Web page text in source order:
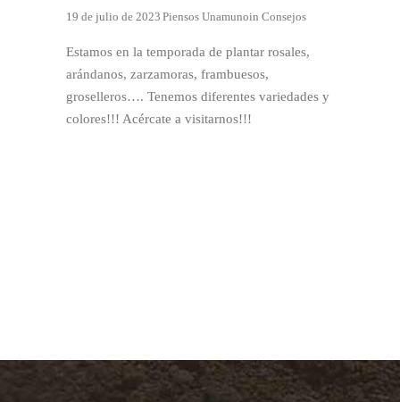
19 de julio de 2023 Piensos Unamunoin Consejos
Estamos en la temporada de plantar rosales,
arándanos, zarzamoras, frambuesos,
groselleros…. Tenemos diferentes variedades y
colores!!! Acércate a visitarnos!!!